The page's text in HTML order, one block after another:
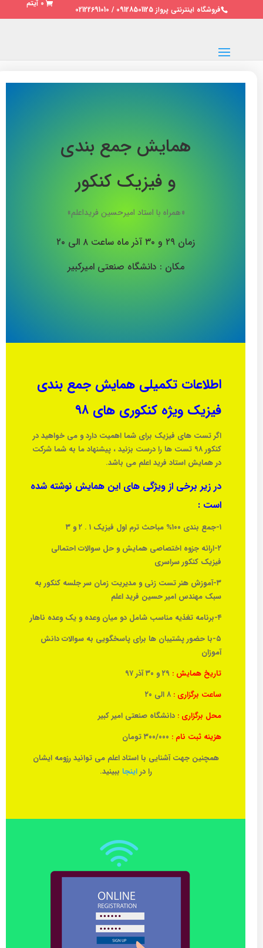
فروشگاه اینترنتی پرواز 09128501125 / 02122691010
0 آیتم
همایش جمع بندی
و فیزیک کنکور
«همراه با استاد امیرحسین فریداعلم»
زمان ۲۹ و ۳۰ آذر ماه ساعت ۸ الی ۲۰
مکان : دانشگاه صنعتی امیرکبیر
اطلاعات تکمیلی همایش جمع بندی
فیزیک ویژه کنکوری های ۹۸
اگر تست های فیزیک برای شما اهمیت دارد و می خواهید در
کنکور ۹۸ تست ها را درست بزنید ، پیشنهاد ما به شما شرکت
در همایش استاد فرید اعلم می باشد.
در زیر برخی از ویژگی های این همایش نوشته شده
است :
۱-جمع بندی ۱۰۰% مباحث ترم اول فیزیک ۱ . ۲ و ۳
۲-ارائه جزوه اختصاصی همایش و حل سوالات احتمالی
فیزیک کنکور سراسری
۳-آموزش هنر تست زنی و مدیریت زمان سر جلسه کنکور به
سبک مهندس امیر حسین فرید اعلم
۴-برنامه تغذیه مناسب شامل دو میان وعده و یک وعده ناهار
۵-با حضور پشتیبان ها برای پاسخگویی به سوالات دانش
آموزان
تاریخ همایش :
ساعت برگزاری :
محل برگزاری : دانشگاه صنعتی امیر کبیر
هزینه ثبت نام :
همچنین جهت آشنایی با استاد اعلم می توانید رزومه ایشان
را دراینجا ببینید.